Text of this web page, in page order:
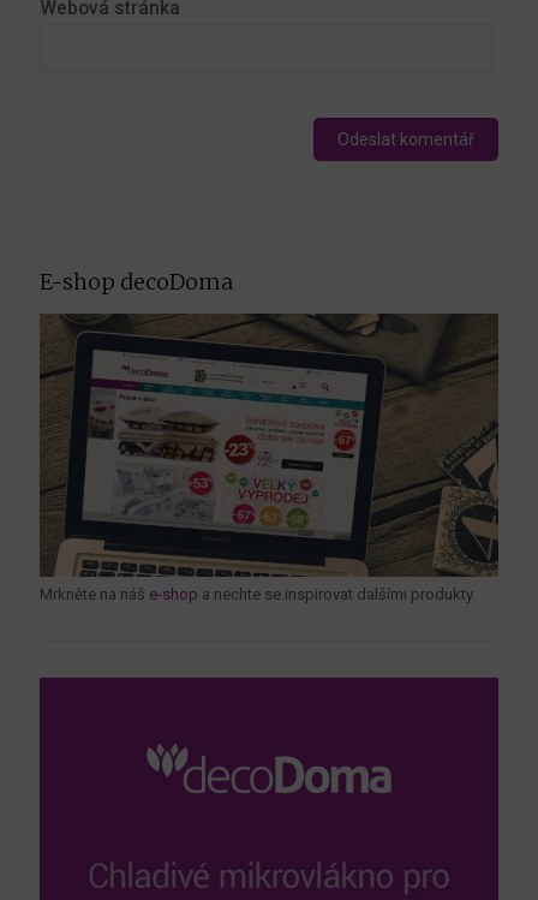
Webová stránka
E-shop decoDoma
Mrkněte na náš e-shop a nechte se inspirovat dalšími produkty.